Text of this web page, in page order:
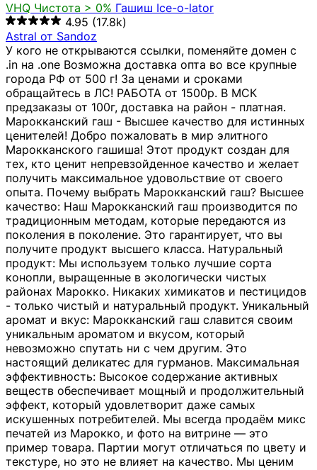
VHQ Чистота > 0% Гашиш Ice-o-lator
4.95 (17.8k)
Astral от Sandoz
У кого не открываются ссылки, поменяйте домен с
.in на .one Возможна доставка опта во все крупные
города РФ от 500 г! За ценами и сроками
обращайтесь в ЛС! РАБОТА от 1500р. В МСК
предзаказы от 100г, доставка на район - платная.
Марокканский гаш - Высшее качество для истинных
ценителей! Добро пожаловать в мир элитного
Марокканского гашиша! Этот продукт создан для
тех, кто ценит непревзойденное качество и желает
получить максимальное удовольствие от своего
опыта. Почему выбрать Марокканский гаш? Высшее
качество: Наш Марокканский гаш производится по
традиционным методам, которые передаются из
поколения в поколение. Это гарантирует, что вы
получите продукт высшего класса. Натуральный
продукт: Мы используем только лучшие сорта
конопли, выращенные в экологически чистых
районах Марокко. Никаких химикатов и пестицидов
- только чистый и натуральный продукт. Уникальный
аромат и вкус: Марокканский гаш славится своим
уникальным ароматом и вкусом, который
невозможно спутать ни с чем другим. Это
настоящий деликатес для гурманов. Максимальная
эффективность: Высокое содержание активных
веществ обеспечивает мощный и продолжительный
эффект, который удовлетворит даже самых
искушенных потребителей. Мы всегда продаём микс
печатей из Марокко, и фото на витрине — это
пример товара. Партии могут отличаться по цвету и
текстуре, но это не влияет на качество. Мы ценим